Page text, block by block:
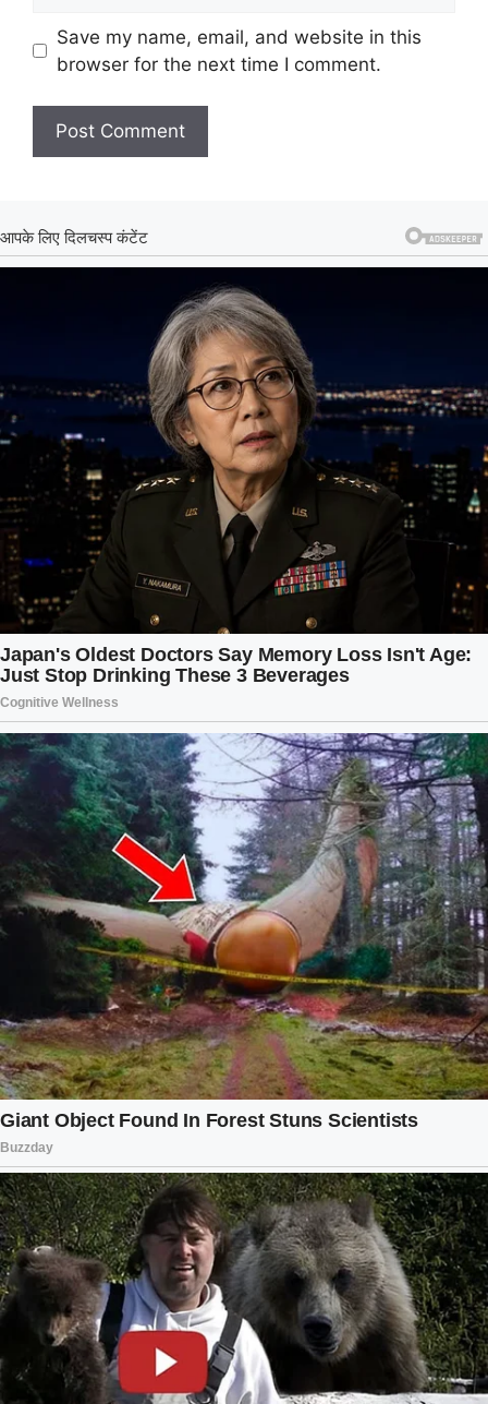
Save my name, email, and website in this
browser for the next time I comment.